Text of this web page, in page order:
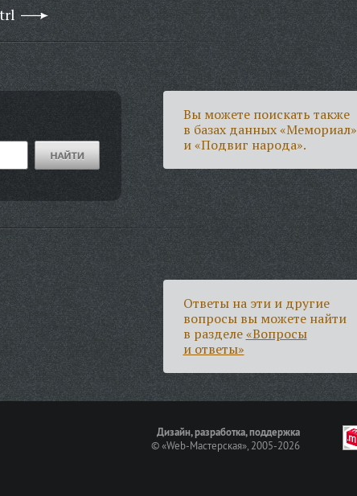
Вы можете поискать также
в базах данных «Мемориал»
и «Подвиг народа».
Ответы на эти и другие
вопросы вы можете найти
в разделе«Вопросы
и ответы»
Дизайн, разработка, поддержка
©«Web-Мастерская» , 2005-2026